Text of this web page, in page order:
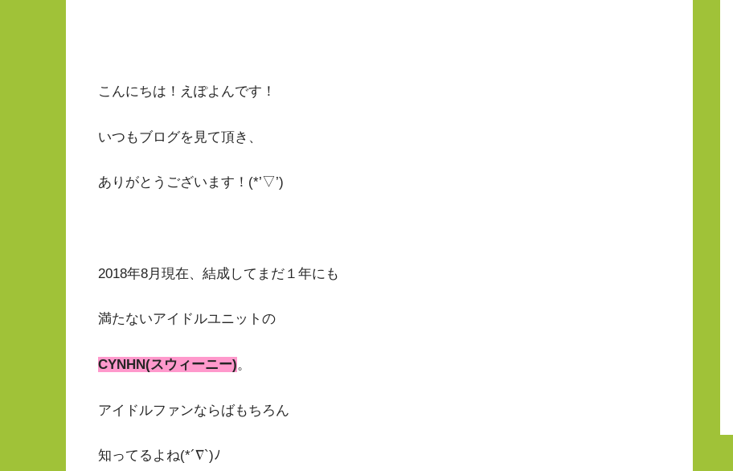
こんにちは！えぽよんです！
いつもブログを見て頂き、
ありがとうございます！(*’▽’)
2018年8月現在、結成してまだ１年にも
満たないアイドルユニットの
CYNHN(スウィーニー)。
アイドルファンならばもちろん
知ってるよね(*´∇`)ﾉ